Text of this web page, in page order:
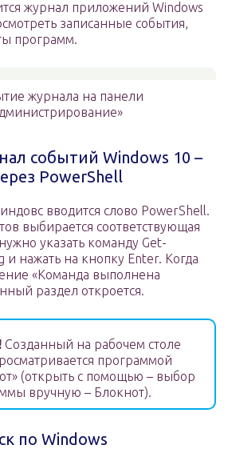
журнал приложений Windows
записанные события,
программ.
журнала на панели
событий Windows 10 –
PowerShell
вводится слово PowerShell.
выбирается соответствующая
указать команду Get-
и нажать на кнопку Enter. Когда
«Команда выполнена
раздел откроется.
Созданный на рабочем столе
программой
(открыть с помощью – выбор
вручную – Блокнот).
по Windows